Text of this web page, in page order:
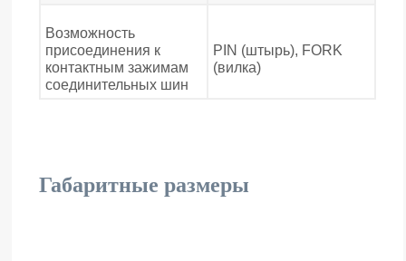
Возможность
присоединения к
контактным зажимам
соединительных шин
PIN (штырь), FORK
(вилка)
Габаритные размеры